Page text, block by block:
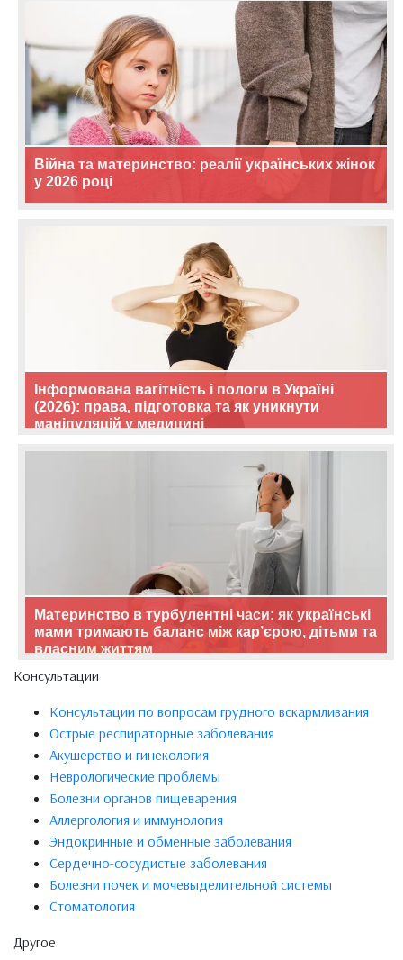
Війна та материнство: реалії українських жінок
у 2026 році
Інформована вагітність і пологи в Україні
(2026): права, підготовка та як уникнути
маніпуляцій у медицині
Материнство в турбулентні часи: як українські
мами тримають баланс між кар’єрою, дітьми та
власним життям
Консультации
Консультации по вопросам грудного вскармливания
Острые респираторные заболевания
Акушерство и гинекология
Неврологические проблемы
Болезни органов пищеварения
Аллергология и иммунология
Эндокринные и обменные заболевания
Сердечно-сосудистые заболевания
Болезни почек и мочевыделительной системы
Стоматология
Другое